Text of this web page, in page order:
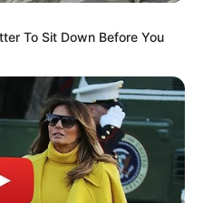
To Sit Down Before You